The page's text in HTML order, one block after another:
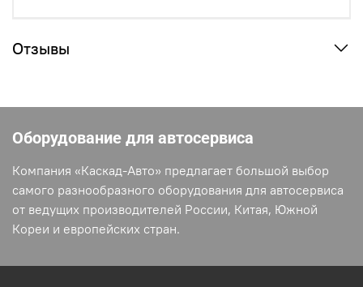
Отзывы
Оборудование для автосервиса
Компания «Каскад-Авто» предлагает большой выбор
самого разнообразного оборудования для автосервиса
от ведущих производителей России, Китая, Южной
Кореи и европейских стран.